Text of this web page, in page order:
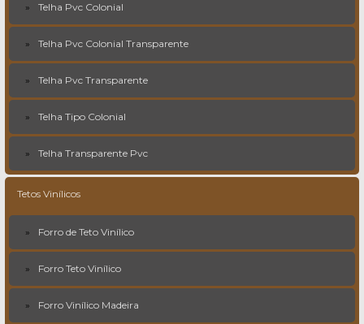
Telha Pvc Colonial
Telha Pvc Colonial Transparente
Telha Pvc Transparente
Telha Tipo Colonial
Telha Transparente Pvc
Tetos Vinílicos
Forro de Teto Vinílico
Forro Teto Vinílico
Forro Vinílico Madeira